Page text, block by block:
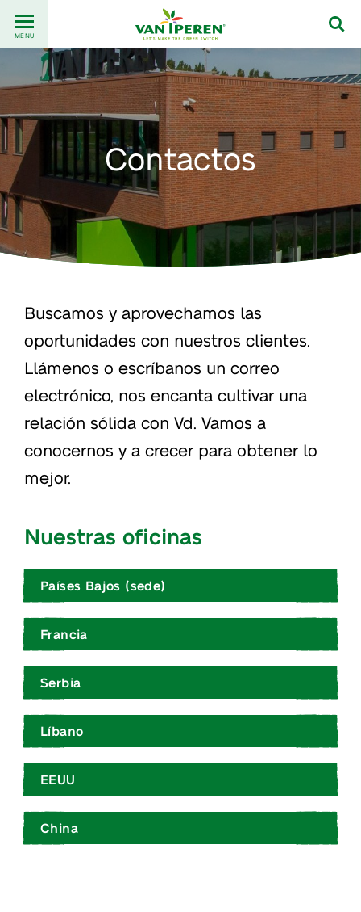
content
Back
to
homepage
MENU
Contactos
Buscamos y aprovechamos las
oportunidades con nuestros clientes.
Llámenos o escríbanos un correo
electrónico, nos encanta cultivar una
relación sólida con Vd. Vamos a
conocernos y a crecer para obtener lo
mejor.
Nuestras oficinas
Países Bajos (sede)
Francia
Serbia
Líbano
EEUU
China